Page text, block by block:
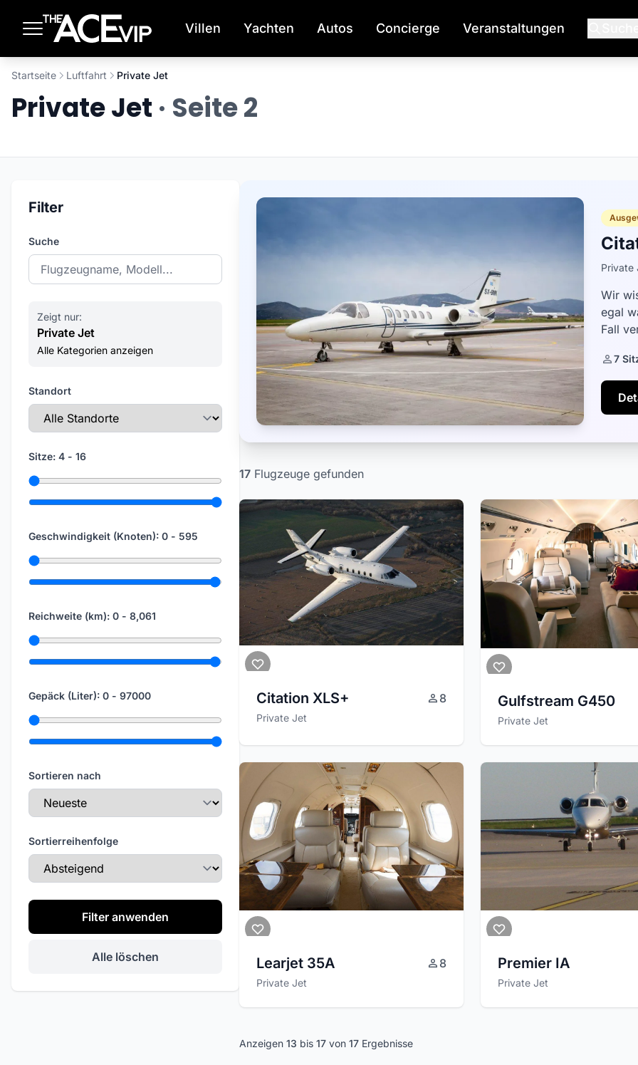
Villen Yachten Autos Concierge Veranstaltungen
Startseite Luftfahrt Private Jet
Private Jet · Seite 2
Filter
Suche
Zeigt nur:
Private Jet
Alle Kategorien anzeigen
Standort
Sitze: 4 - 16
Minimale Sitzplätze
Maximale Sitzplätze
Geschwindigkeit (Knoten): 0 - 595
Minimale Geschwindigkeit
Maximale Geschwindigkeit
Reichweite (km): 0 - 8,061
Minimale Reichweite
Maximale Reichweite
Gepäck (Liter): 0 - 97000
Minimales Gepäck
Maximales Gepäck
Sortieren nach
Sortierreihenfolge
Filter anwenden
Alle löschen
Private
Wir
egal
Fall
7
17 Flugzeuge gefunden
Citation XLS+ 8
Private Jet
Gulfstream G450
Private Jet
Learjet 35A 8
Private Jet
Premier IA
Private Jet
Anzeigen 13 bis 17 von 17 Ergebnisse